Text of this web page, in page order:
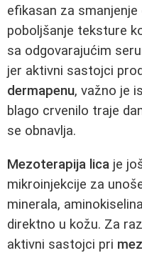
efikasan za
poboljšanje teksture
sa odgovarajućim
jer aktivni sastojci
dermapenu, važno je
blago crvenilo traje
se obnavlja.
Mezoterapija lica je
mikroinjekcije za
minerala,
direktno u kožu. Za
aktivni sastojci pri